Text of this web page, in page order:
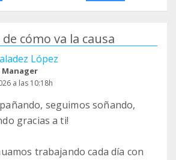
cómo va la causa
López
Manager
a las 10:18h
seguimos soñando,
gracias a ti!
trabajando cada día con